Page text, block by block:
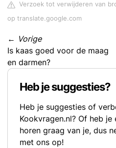
Verzoek tot verwijderen van
op translate.google.com
← Vorige
Is kaas goed voor de maag
en darmen?
Heb je suggesties?
Heb je suggesties of
Kookvragen.nl? Of heb
horen graag van je, dus
met ons op!